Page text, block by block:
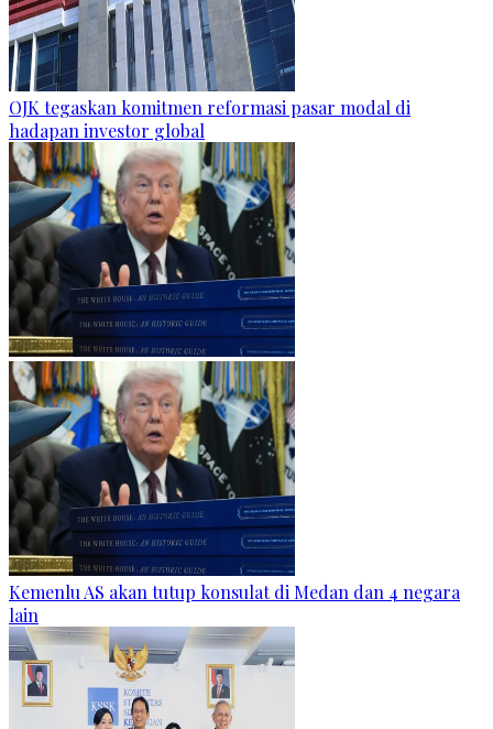
OJK tegaskan komitmen reformasi pasar modal di
hadapan investor global
Kemenlu AS akan tutup konsulat di Medan dan 4 negara
lain